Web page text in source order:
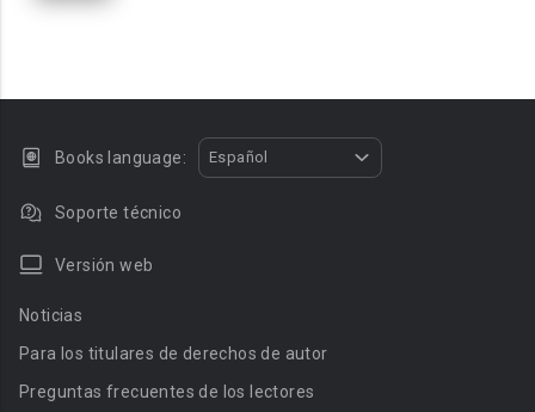
Books language: Español
Soporte técnico
Versión web
Noticias
Para los titulares de derechos de autor
Preguntas frecuentes de los lectores